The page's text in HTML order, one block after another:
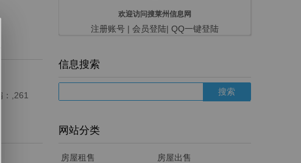
,261
欢迎访问搜莱州信息网
注册账号 | 会员登陆| QQ一键登陆
信息搜索
网站分类
房屋租售 房屋出售